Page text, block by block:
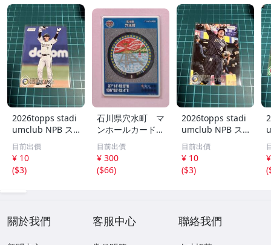
2026topps stadi
umclub NPB ス
タジアムクラブ 1
60 オリックスバ
ファローズ 西川
龍馬
目前出價
¥ 10
($3)
石川県穴水町 マ
ンホールカード
A001 ロット00
4
目前出價
¥ 300
($66)
2026topps stadi
umclub NPB ス
タジアムクラブ 1
68 オリックスバ
ファローズ 杉本
裕太郎
目前出價
¥ 10
($3)
(
關於我們 客服中心 聯絡我們